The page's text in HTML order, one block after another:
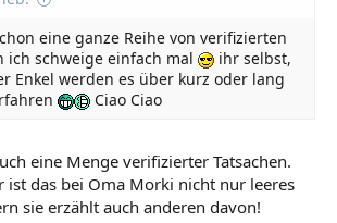
eine ganze Reihe von verifizierten
ich schweige einfach mal
ihr selbst,
Enkel werden es über kurz oder lang
Ciao Ciao
eine Menge verifizierter Tatsachen.
ist das bei Oma Morki nicht nur leeres
sie erzählt auch anderen davon!